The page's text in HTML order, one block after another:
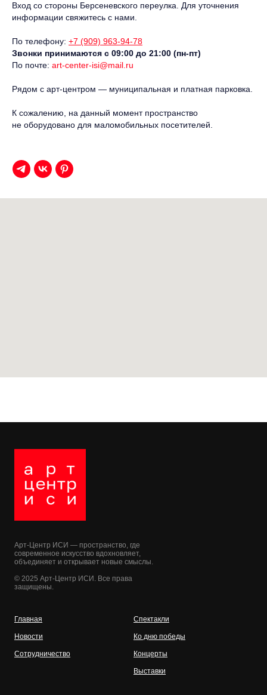
Вход со стороны Берсеневского переулка. Для уточнения
информации свяжитесь с нами.
По телефону: +7 (909) 963-94-78
Звонки принимаются с 09:00 до 21:00 (пн-пт)
По почте: art-center-isi@mail.ru
Рядом с арт-центром — муниципальная и платная парковка.
К сожалению, на данный момент пространство
не оборудовано для маломобильных посетителей.
Арт-Центр ИСИ — пространство, где
современное искусство вдохновляет,
объединяет и открывает новые смыслы.
© 2025 Арт-Центр ИСИ. Все права
защищены.
Главная
Новости
Сотрудничество
Спектакли
Ко дню победы
Концерты
Выставки